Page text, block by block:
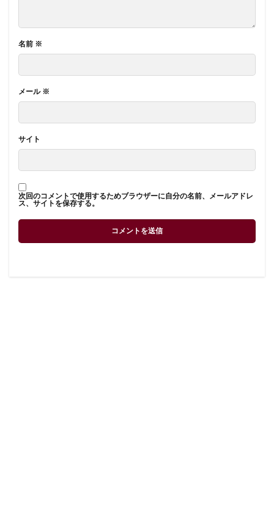
名前 ※
メール ※
サイト
次回のコメントで使用するためブラウザーに自分の名前、メールアドレ
ス、サイトを保存する。